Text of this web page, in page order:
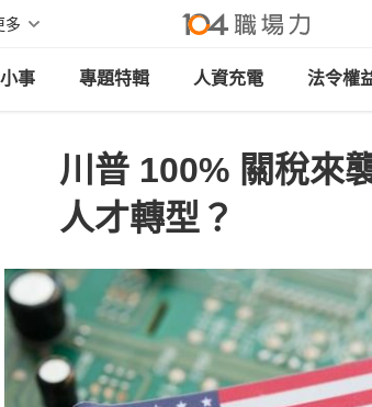
多
事 專題特輯 人資充電 法令權
川普 100% 關稅來
人才轉型？